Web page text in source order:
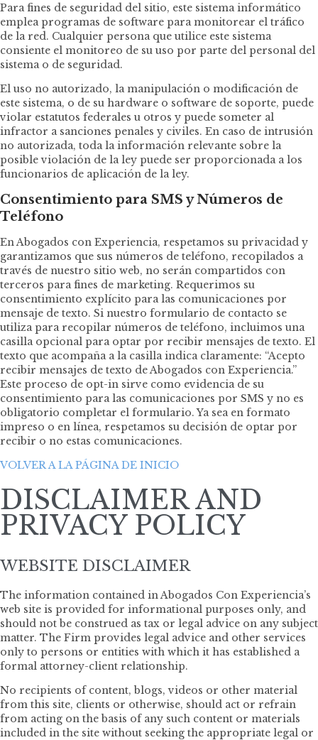
Para fines de seguridad del sitio, este sistema informático
emplea programas de software para monitorear el tráfico
de la red. Cualquier persona que utilice este sistema
consiente el monitoreo de su uso por parte del personal del
sistema o de seguridad.
El uso no autorizado, la manipulación o modificación de
este sistema, o de su hardware o software de soporte, puede
violar estatutos federales u otros y puede someter al
infractor a sanciones penales y civiles. En caso de intrusión
no autorizada, toda la información relevante sobre la
posible violación de la ley puede ser proporcionada a los
funcionarios de aplicación de la ley.
Consentimiento para SMS y Números de
Teléfono
En Abogados con Experiencia, respetamos su privacidad y
garantizamos que sus números de teléfono, recopilados a
través de nuestro sitio web, no serán compartidos con
terceros para fines de marketing. Requerimos su
consentimiento explícito para las comunicaciones por
mensaje de texto. Si nuestro formulario de contacto se
utiliza para recopilar números de teléfono, incluimos una
casilla opcional para optar por recibir mensajes de texto. El
texto que acompaña a la casilla indica claramente: “Acepto
recibir mensajes de texto de Abogados con Experiencia.”
Este proceso de opt-in sirve como evidencia de su
consentimiento para las comunicaciones por SMS y no es
obligatorio completar el formulario. Ya sea en formato
impreso o en línea, respetamos su decisión de optar por
recibir o no estas comunicaciones.
VOLVER A LA PÁGINA DE INICIO
DISCLAIMER AND
PRIVACY POLICY
WEBSITE DISCLAIMER
The information contained in Abogados Con Experiencia’s
web site is provided for informational purposes only, and
should not be construed as tax or legal advice on any subject
matter. The Firm provides legal advice and other services
only to persons or entities with which it has established a
formal attorney-client relationship.
No recipients of content, blogs, videos or other material
from this site, clients or otherwise, should act or refrain
from acting on the basis of any such content or materials
included in the site without seeking the appropriate legal or